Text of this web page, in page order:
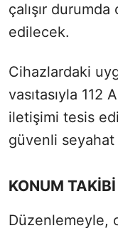
çalışır
edilecek.
Cihazlardaki
vasıtasıyla 112
iletişimi tesis
güvenli seyahat
KONUM
Düzenlemeyle,